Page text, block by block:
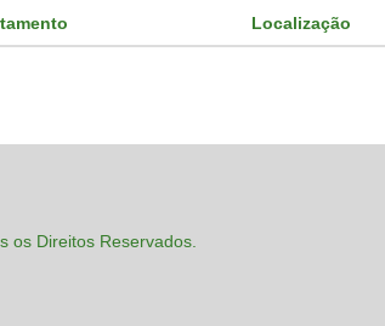
Localização
os Direitos Reservados.